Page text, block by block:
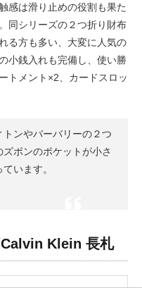
感は滑り止めの役割も果た
同シリーズの２つ折り財布
る方も多い、大変に人気の
小銭入れも完備し、使い勝
トメント×2、カードスロッ
ンやバーバリーの２つ
ボンのポケットが小さ
います。
Klein 長札